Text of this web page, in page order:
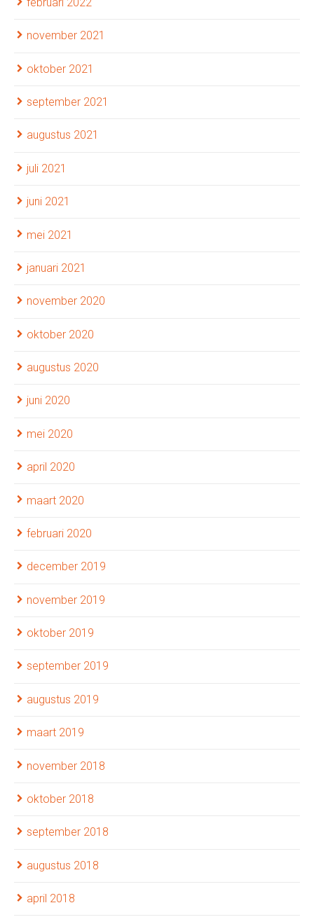
november 2021
oktober 2021
september 2021
augustus 2021
juli 2021
juni 2021
mei 2021
januari 2021
november 2020
oktober 2020
augustus 2020
juni 2020
mei 2020
april 2020
maart 2020
februari 2020
december 2019
november 2019
oktober 2019
september 2019
augustus 2019
maart 2019
november 2018
oktober 2018
september 2018
augustus 2018
april 2018